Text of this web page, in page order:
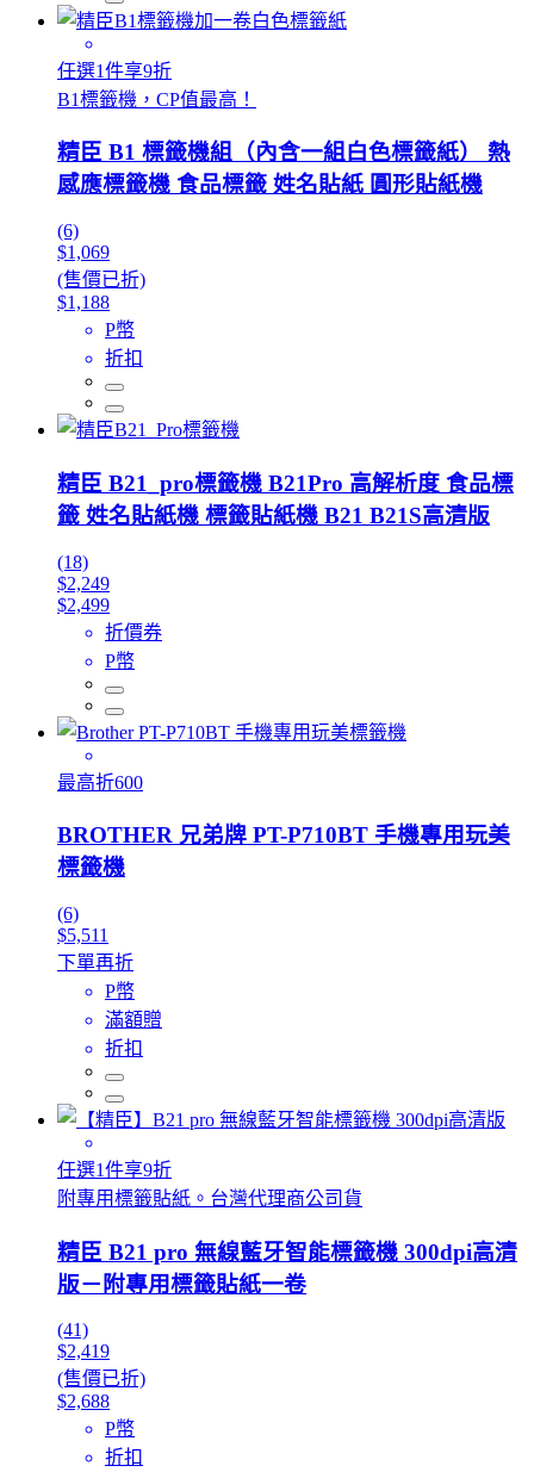
任選1件享9折
B1標籤機，CP值最高！
精臣 B1 標籤機組（內含一組白色標籤紙） 熱
感應標籤機 食品標籤 姓名貼紙 圓形貼紙機
(6)
$1,069
(售價已折)
$1,188
P幣
折扣
精臣 B21_pro標籤機 B21Pro 高解析度 食品標
籤 姓名貼紙機 標籤貼紙機 B21 B21S高清版
(18)
$2,249
$2,499
折價券
P幣
最高折600
BROTHER 兄弟牌 PT-P710BT 手機專用玩美
標籤機
(6)
$5,511
下單再折
P幣
滿額贈
折扣
任選1件享9折
附專用標籤貼紙。台灣代理商公司貨
精臣 B21 pro 無線藍牙智能標籤機 300dpi高清
版－附專用標籤貼紙一卷
(41)
$2,419
(售價已折)
$2,688
P幣
折扣